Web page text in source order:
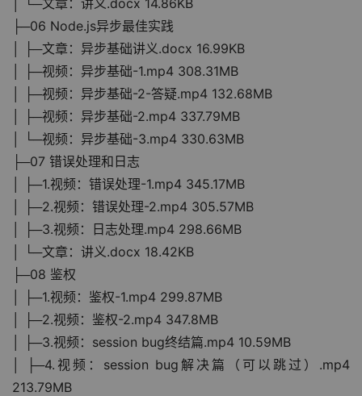
│ └─文章：讲义.docx 14.86KB
├─06 Node.js异步最佳实践
│ ├─文章：异步基础讲义.docx 16.99KB
│ ├─视频：异步基础-1.mp4 308.31MB
│ ├─视频：异步基础-2-答疑.mp4 132.68MB
│ ├─视频：异步基础-2.mp4 337.79MB
│ └─视频：异步基础-3.mp4 330.63MB
├─07 错误处理和日志
│ ├─1.视频：错误处理-1.mp4 345.17MB
│ ├─2.视频：错误处理-2.mp4 305.57MB
│ ├─3.视频：日志处理.mp4 298.66MB
│ └─文章：讲义.docx 18.42KB
├─08 鉴权
│ ├─1.视频：鉴权-1.mp4 299.87MB
│ ├─2.视频：鉴权-2.mp4 347.8MB
│ ├─3.视频：session bug终结篇.mp4 10.59MB
│ ├─4.视频：session bug解决篇（可以跳过）.mp4
213.79MB